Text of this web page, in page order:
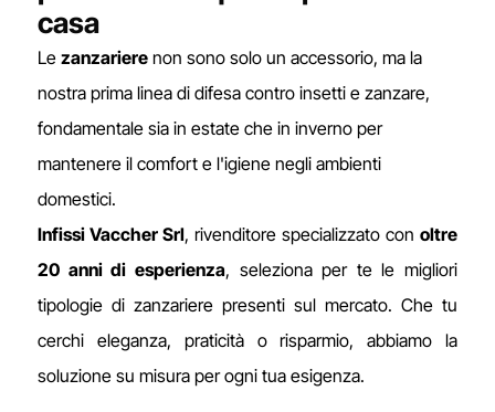
casa
Le zanzarierenon sono solo un accessorio, ma la
nostra prima linea di difesa contro insetti e zanzare,
fondamentale sia in estate che in inverno per
mantenere il comfort e l'igiene negli ambienti
domestici.
Infissi Vaccher Srl, rivenditore specializzato conoltre
20 anni di esperienza, seleziona per te le migliori
tipologie di zanzariere presenti sul mercato. Che tu
cerchi eleganza, praticità o risparmio, abbiamo la
soluzione su misura per ogni tua esigenza.